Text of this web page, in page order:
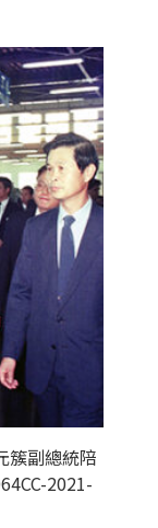
簇副總統陪
2021-